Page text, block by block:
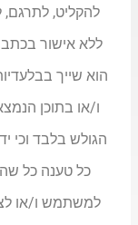
להקליט,
ללא אישור
הוא שייך
הגולש בלבד וכי
כל טענה כל
למשתמש ו/או